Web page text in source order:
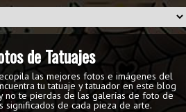
de Tatuajes
las mejores fotos e imágenes del
tu tatuaje y tatuador en este blog
no te pierdas de las galerías de foto de
significados de cada pieza de arte.